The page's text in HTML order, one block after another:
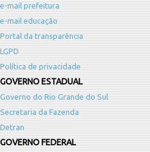
e-mail prefeitura
e-mail educação
Portal da transparência
LGPD
Política de privacidade
GOVERNO ESTADUAL
Governo do Rio Grande do Sul
Secretaria da Fazenda
Detran
GOVERNO FEDERAL